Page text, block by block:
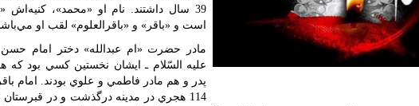
39 سال داشتند. نام او «محمد»، كنيه‌اش
است و «باقر» و «باقرالعلوم» لقب او
مادر حضرت «ام عبدالله» دختر امام
عليه السّلام ـ ايشان نخستين كسي بود كه
پدر و هم مادر فاطمي و علوي بودند. امام
114 هجري در مدينه درگذشت و در قبرستان